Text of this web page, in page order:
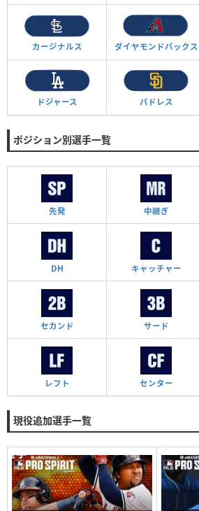
カージナルス ダイヤモンドバックス
ドジャース パドレス
ポジション別選手一覧
先発 中継ぎ
DH キャッチャー
セカンド サード
レフト センター
現役追加選手一覧